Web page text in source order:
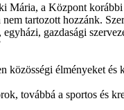
Mária, a Központ
tartozott hozzánk.
gazdasági
közösségi élményeket
továbbá a sportos és